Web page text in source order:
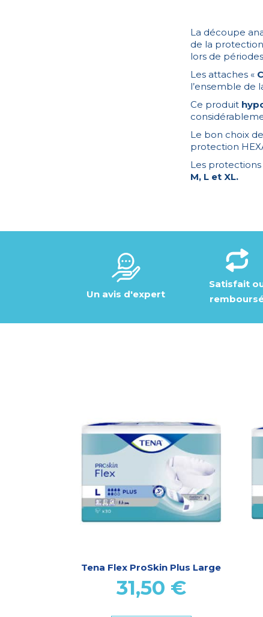
La découpe
de la
lors de
Les attaches «
l’ensemble de
Ce produit
Le bon choix
protection
Les
M, L et XL.
Un avis d'expert
Satisfait
Tena Flex ProSkin Plus Large
31,50 €